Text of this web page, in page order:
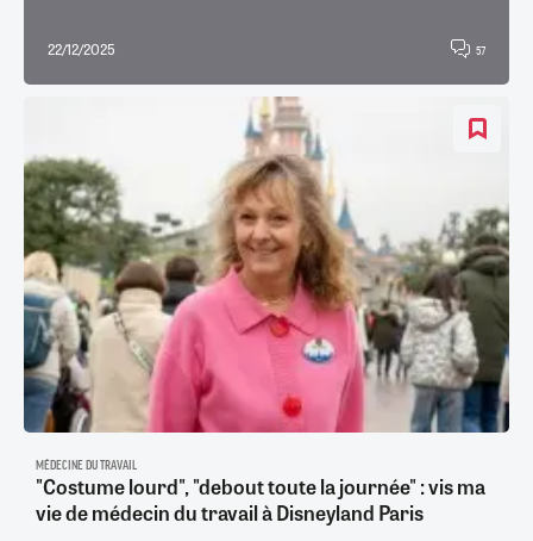
22/12/2025 57
MÉDECINE DU TRAVAIL
"Costume lourd", "debout toute la journée" : vis ma
vie de médecin du travail à Disneyland Paris